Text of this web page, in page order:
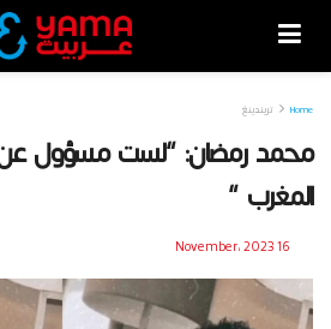
Home تريندينغ
محمد رمضان: “لست مسؤول
المغرب “
16 November، 2023